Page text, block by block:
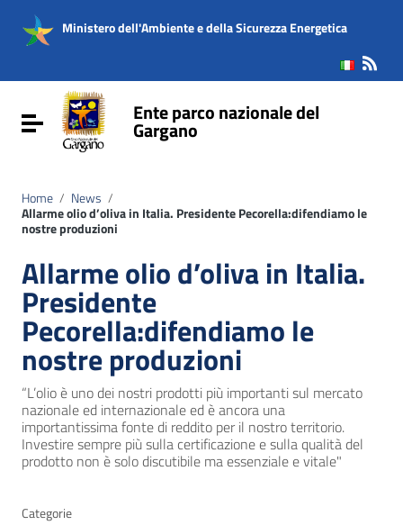
Vai al menu di navigazione
Vai al footer
Ministero dell'Ambiente e della Sicurezza Energetica
Attiva / disattiva la navigazioneEnte parco nazionale del
Gargano
Home / News /
Allarme olio d’oliva in Italia. Presidente Pecorella:difendiamo le
nostre produzioni
Allarme olio d’oliva in Italia.
Presidente
Pecorella:difendiamo le
nostre produzioni
“L’olio è uno dei nostri prodotti più importanti sul mercato
nazionale ed internazionale ed è ancora una
importantissima fonte di reddito per il nostro territorio.
Investire sempre più sulla certificazione e sulla qualità del
prodotto non è solo discutibile ma essenziale e vitale"
Categorie